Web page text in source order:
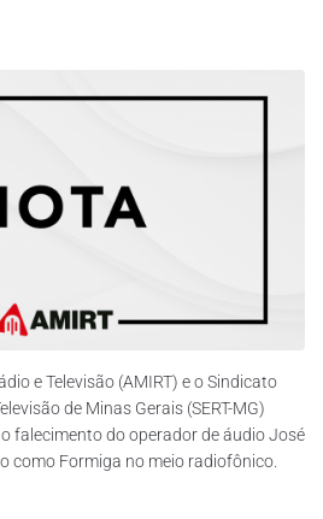
e Televisão (AMIRT) e o Sindicato
de Minas Gerais (SERT-MG)
falecimento do operador de áudio José
como Formiga no meio radiofônico.